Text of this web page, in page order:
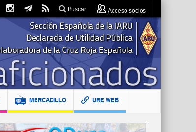
Buscar Acceso socios
MERCADILLO URE WEB